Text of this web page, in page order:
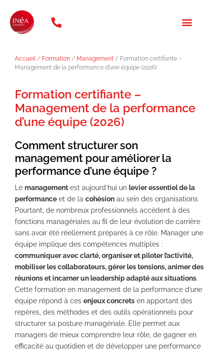
Accueil/ Formation / Management / Formation certifiante –
Management de la performance d’une équipe (2026)
Formation certifiante –
Management de la performance
d’une équipe (2026)
Comment structurer son
management pour améliorer la
performance d’une équipe ?
Le management est aujourd’hui un levier essentiel de la
performance et de la cohésion au sein des organisations.
Pourtant, de nombreux professionnels accèdent à des
fonctions managériales au fil de leur évolution de carrière
sans avoir été réellement préparés à ce rôle. Manager une
équipe implique des compétences multiples :
communiquer avec clarté, organiser et piloter l’activité,
mobiliser les collaborateurs, gérer les tensions, animer des
réunions et incarner un leadership adapté aux situations.
Cette formation en management de la performance d’une
équipe répond à ces enjeux concrets en apportant des
repères, des méthodes et des outils opérationnels pour
structurer sa posture managériale. Elle permet aux
managers de mieux comprendre leur rôle, de gagner en
efficacité au quotidien et de développer une performance